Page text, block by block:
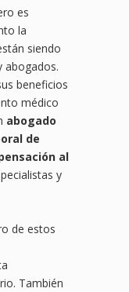
es
la
siendo
abogados.
beneficios
médico
abogado
de
al
y
de estos
También